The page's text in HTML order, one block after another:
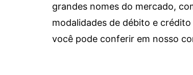
grandes nomes do mercado,
modalidades de débito e
você pode conferir em nosso